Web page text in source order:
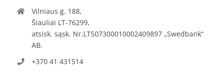
Vilniaus g. 188,
Šiauliai LT-76299,
atsisk. sąsk. Nr.LT507300010002409897 „Swedbank“
AB.
+370 41 431514